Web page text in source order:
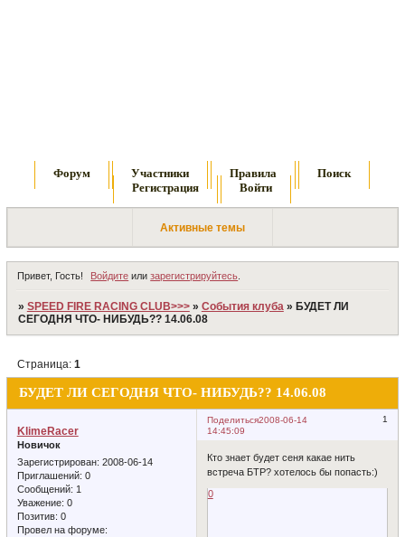
Форум Участники Правила
Поиск
Регистрация
Войти
Активные темы
Привет, Гость! Войдите илизарегистрируйтесь
» SPEED FIRE RACING CLUB>>> » События клуба » БУДЕТ ЛИ
СЕГОДНЯ ЧТО- НИБУДЬ?? 14.06.08
БУДЕТ ЛИ СЕГОДНЯ ЧТО- НИБУДЬ?? 14.06.08
Страница: 1
Поделиться 1
2008-06-14
14:45:09
KlimeRacer
Новичок
Зарегистрирован: 2008-06-14
Приглашений: 0
Сообщений: 1
Уважение: 0
Позитив: 0
Провел на форуме:
Кто знает будет сеня какае нить
встреча БТР? хотелось бы попасть:)
0